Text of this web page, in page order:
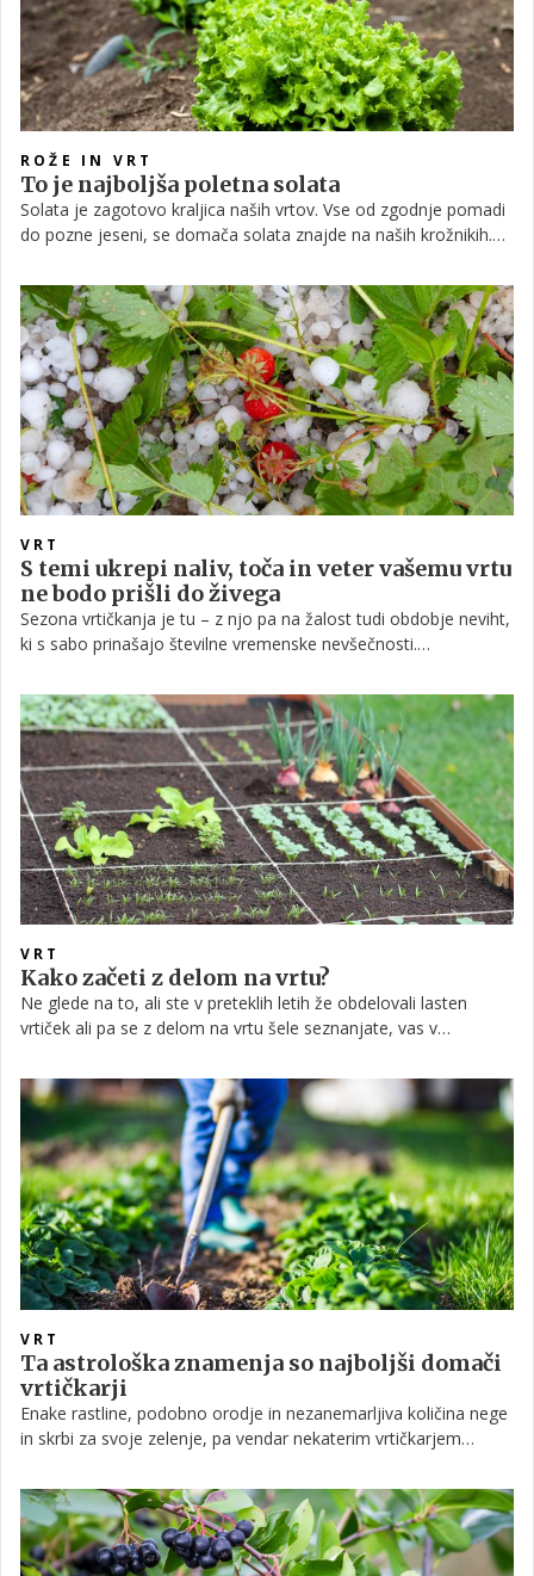
ROŽE IN VRT
To je najboljša poletna solata
Solata je zagotovo kraljica naših vrtov. Vse od zgodnje pomadi
do pozne jeseni, se domača solata znajde na naših krožnikih.
poleti.
VRT
S temi ukrepi naliv, toča in veter vašemu vrtu
ne bodo prišli do živega
Sezona vrtičkanja je tu – z njo pa na žalost tudi obdobje neviht,
ki s sabo prinašajo številne vremenske nevšečnosti.
sili k razmišljanju o tem, kako zavarovati vrt, še preden nanj
sploh karkoli posadimo. O preventivnih ukrepih za zaščito vrta
pred nalivi, točo in močnimi vetrovi smo se pogovarjali s prof.
ddr. Ano Vovk z oddelka za geografijo in varstvo okolja
Filozofske Fakultete v Mariboru.
VRT
Kako začeti z delom na vrtu?
Ne glede na to, ali ste v preteklih letih že obdelovali lasten
vrtiček ali pa se z delom na vrtu šele seznanjate, vas v
bogato poplačano, ko vas bo razveselil pridelek. Za tiste, ki ne
veste, kje bi začeli, smo pripravili nekaj osnovnih napotkov ...
VRT
Ta astrološka znamenja so najboljši domači
vrtičkarji
Enake rastline, podobno orodje in nezanemarljiva količina nege
in skrbi za svoje zelenje, pa vendar nekaterim vrtičkarjem
pa cvetočo sobno rastlino 'krive' zvezde? Enako seveda velja za
tiste, ki denimo svojega vrta nikakor ne zmorete ohraniti pri
življenju. Če torej želite izvedeti, katera astrološka znamenja so
najboljši vrtnarji, nadaljujte branje.